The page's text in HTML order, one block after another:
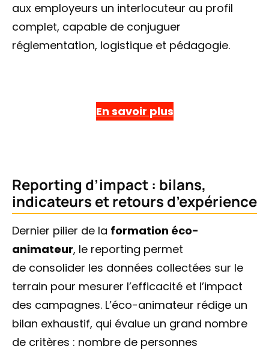
aux employeurs un interlocuteur au profil
complet, capable de conjuguer
réglementation, logistique et pédagogie.
En savoir plus
Reporting d’impact : bilans,
indicateurs et retours d’expérience
Dernier pilier de la formation éco-
animateur, le reporting permet
de consolider les données collectées sur le
terrain pour mesurer l’efficacité et l’impact
des campagnes. L’éco-animateur rédige un
bilan exhaustif, qui évalue un grand nombre
de critères : nombre de personnes